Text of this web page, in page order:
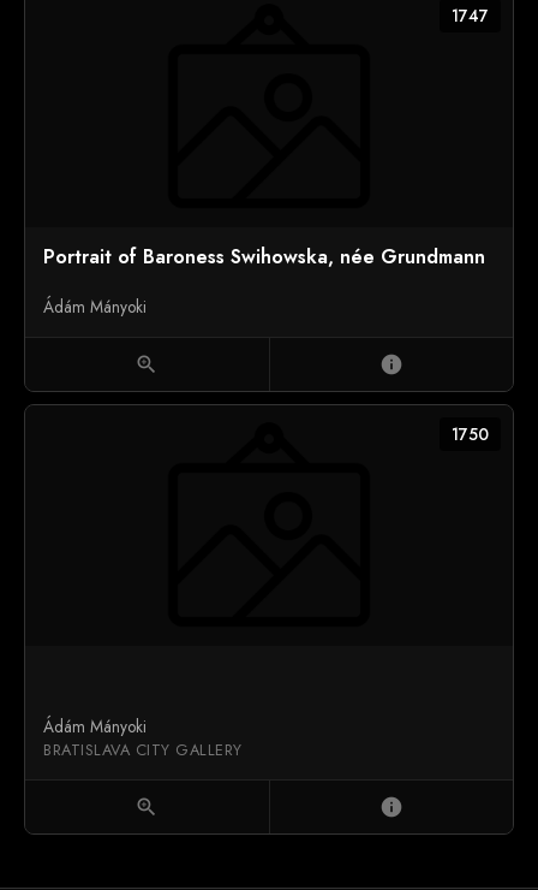
1747
Portrait of Baroness Swihowska, née Grundmann
Ádám Mányoki
zoom_in info
1750
Ádám Mányoki
BRATISLAVA CITY GALLERY
zoom_in info